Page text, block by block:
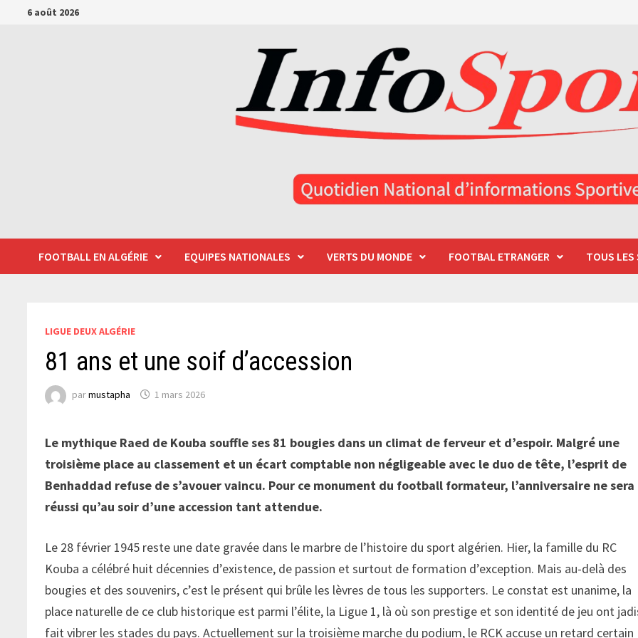
Passer6 août 2026
FOOTBALL EN ALGÉRIE EQUIPES NATIONALES VERTS DU MONDE FOOTBAL ETRANGER TOUS LES
LIGUE DEUX ALGÉRIE
81 ans et une soif d’accession
parmustapha 1 mars 2026
Le mythique Raed de Kouba souffle ses 81 bougies dans un climat de ferveur et d’espoir. Malgré une
troisième place au classement et un écart comptable non négligeable avec le duo de tête, l’esprit de
Benhaddad refuse de s’avouer vaincu. Pour ce monument du football formateur, l’anniversaire ne sera
réussi qu’au soir d’une accession tant attendue.
Le 28 février 1945 reste une date gravée dans le marbre de l’histoire du sport algérien. Hier, la famille du RC
Kouba a célébré huit décennies d’existence, de passion et surtout de formation d’exception. Mais au-delà des
bougies et des souvenirs, c’est le présent qui brûle les lèvres de tous les supporters. Le constat est unanime, la
place naturelle de ce club historique est parmi l’élite, la Ligue 1, là où son prestige et son identité de jeu ont
fait vibrer les stades du pays. Actuellement sur la troisième marche du podium, le RCK accuse un retard certain